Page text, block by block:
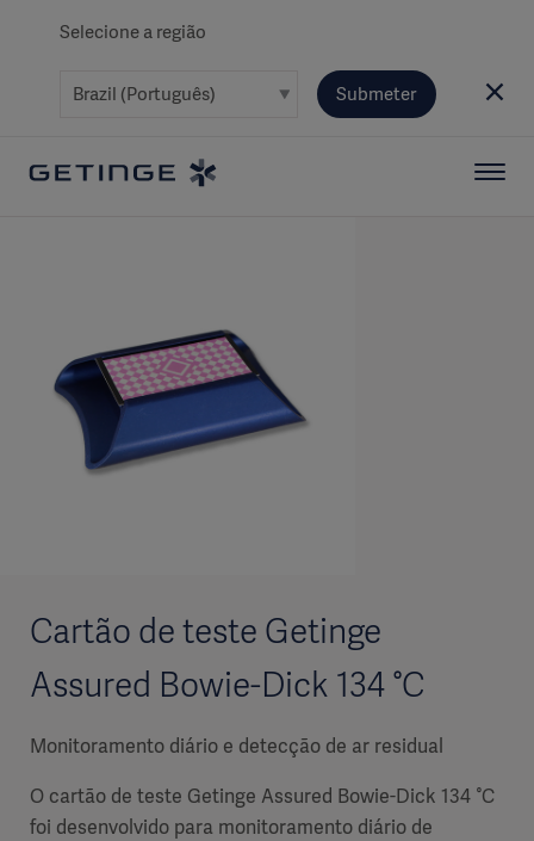
Selecione a região
Submeter
Cartão de teste Getinge
Assured Bowie-Dick 134 °C
Monitoramento diário e detecção de ar residual
O cartão de teste Getinge Assured Bowie-Dick 134 °C
foi desenvolvido para monitoramento diário de